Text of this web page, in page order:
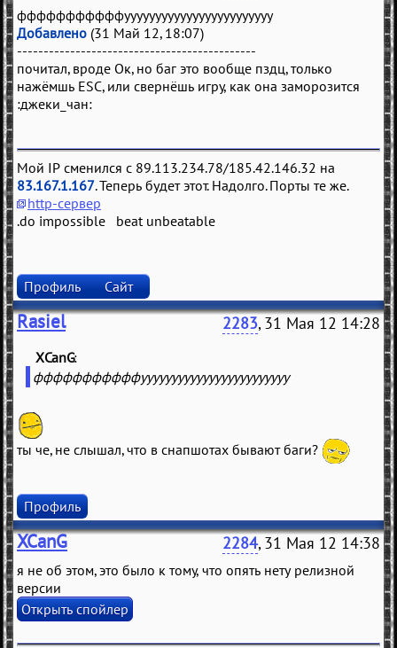
фффффффффффуууууууууууууууууууууууу
Добавлено (31 Май 12, 18:07)
---------------------------------------------
почитал, вроде Ок, но баг это вообще пздц, только
нажёмшь ESC, или свернёшь игру, как она заморозится
:джеки_чан:
Мой IP сменился с 89.113.234.78/185.42.146.32 на
83.167.1.167. Теперь будет этот. Надолго. Порты те же.
http-сервер
.do impossible beat unbeatable
Профиль Сайт
Rasiel 2283, 31 Мая 12 14:28
XCanG
фффффффффффуууууууууууууууууууууууу
ты че, не слышал, что в снапшотах бывают баги?
Профиль
XCanG 2284, 31 Мая 12 14:38
я не об этом, это было к тому, что опять нету релизной
версии